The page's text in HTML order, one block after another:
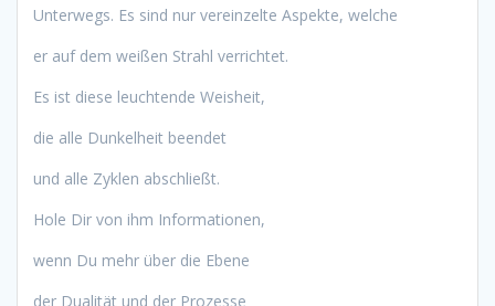
Unterwegs. Es sind nur vereinzelte Aspekte, welche
er auf dem weißen Strahl verrichtet.
Es ist diese leuchtende Weisheit,
die alle Dunkelheit beendet
und alle Zyklen abschließt.
Hole Dir von ihm Informationen,
wenn Du mehr über die Ebene
der Dualität und der Prozesse